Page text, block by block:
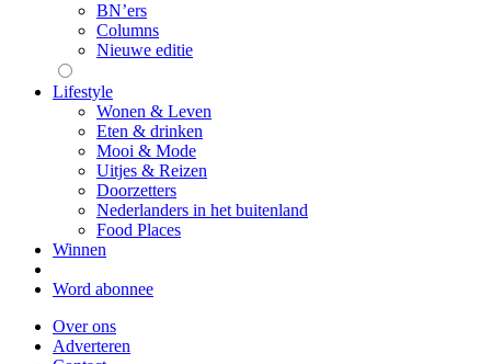
BN’ers
Columns
Nieuwe editie
Lifestyle
Wonen & Leven
Eten & drinken
Mooi & Mode
Uitjes & Reizen
Doorzetters
Nederlanders in het buitenland
Food Places
Winnen
Word abonnee
Over ons
Adverteren